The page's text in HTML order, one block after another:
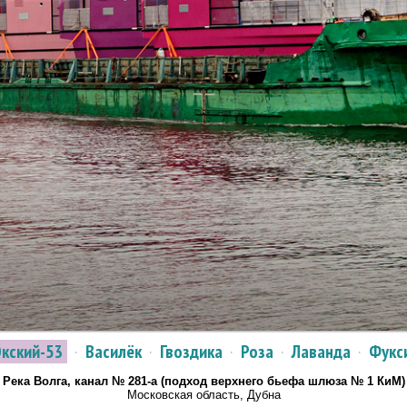
53 · Василёк· Гвоздика · Роза ·Лаванда ·
Река Волга, канал № 281-а (подход верхнего бьефа шлюза № 1 КиМ)
Московская область, Дубна